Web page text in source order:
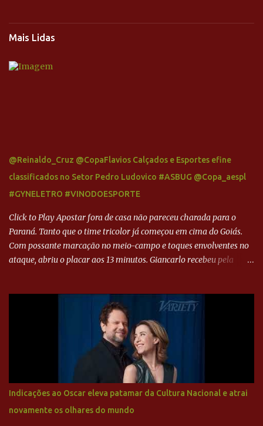
Mais Lidas
@Reinaldo_Cruz @CopaFlavios Calçados e Esportes efine
classificados no Setor Pedro Ludovico #ASBUG @Copa_aespl
#GYNELETRO #VINODOESPORTE
Click to Play Apostar fora de casa não pareceu charada para o
Paraná. Tanto que o time tricolor já começou em cima do Goiás.
Com possante marcação no meio-campo e toques envolventes no
ataque, abriu o placar aos 13 minutos. Giancarlo recebeu pela
Paraná ampliou a vantagem aos 21 minutos. Éverton Garroni
desviou cruzamento de cabeça e, mesmo de costas, incidiu o canto
direito de Harlei. O goleiro esmeraldino se esticou e até tocou na
bola, mas não o suficiente para desviar sua trajetória. O ataque do
Goiás era nulo, tanto que o Paraná seguiu em cima. Aos 32
minutos, Jefferson cabeceou e Harlei fez grande defesa. Seis
minutos depois, Wellington encheu o pé e quase surpreendeu o
goleiro rival, que novamente defendeu. No fim, Jefferson teve
outra boa chance, mas parou no goleiro. Gol para matar espera...
Indicações ao Oscar eleva patamar da Cultura Nacional e atrai
novamente os olhares do mundo